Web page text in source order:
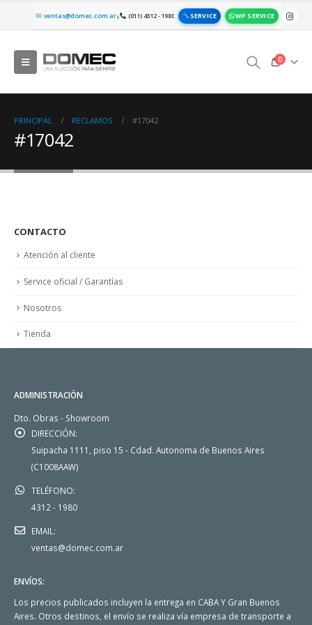
ventas@domec.com.ar| (011) 4312 - 1980 SERVICE WP SERVICE
0
PRINCIPAL RECLAMOS #17042
#17042
CONTACTO
Atención al cliente
Service oficial / Garantías
Nosotros
Tienda
ADMINISTRACIÓN
Dto. Obras - Showroom
DIRECCIÓN:
Suipacha 1111, piso 15 - Cdad. Autonoma de Buenos Aires
(C1008AAW)
TELÉFONO:
4312 - 1980
EMAIL:
ventas@domec.com.ar
ENVÍOS:
Los precios publicados incluyen la entrega en CABA Y Gran Buenos
Aires. Otros destinos, el envío se realiza vía empresa de transporte a